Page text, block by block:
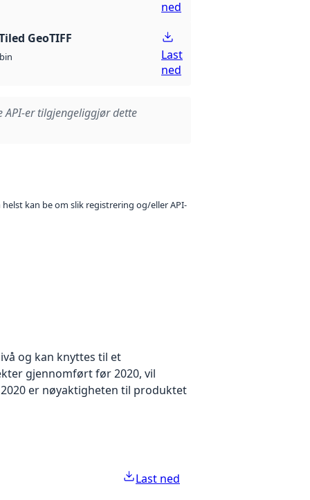
ned
GeoTIFF
bin
Last
ned
API-er tilgjengeliggjør dette
kan be om slik registrering og/eller API-
og kan knyttes til et
gjennomført før 2020, vil
er nøyaktigheten til produktet
Last ned